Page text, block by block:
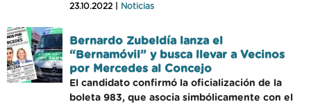
23.10.2022 | Noticias
Bernardo Zubeldía lanza el
“Bernamóvil” y busca llevar a Vecinos
por Mercedes al Concejo
El candidato confirmó la oficialización de la
boleta 983, que asocia simbólicamente con el